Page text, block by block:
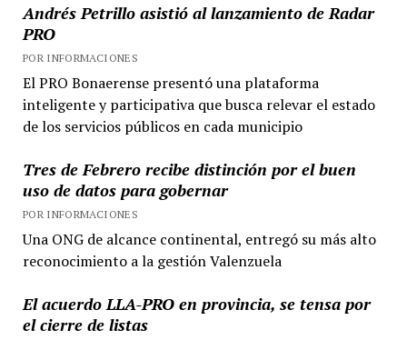
Andrés Petrillo asistió al lanzamiento de Radar
PRO
POR INFORMACIONES
El PRO Bonaerense presentó una plataforma
inteligente y participativa que busca relevar el estado
de los servicios públicos en cada municipio
Tres de Febrero recibe distinción por el buen
uso de datos para gobernar
POR INFORMACIONES
Una ONG de alcance continental, entregó su más alto
reconocimiento a la gestión Valenzuela
El acuerdo LLA-PRO en provincia, se tensa por
el cierre de listas